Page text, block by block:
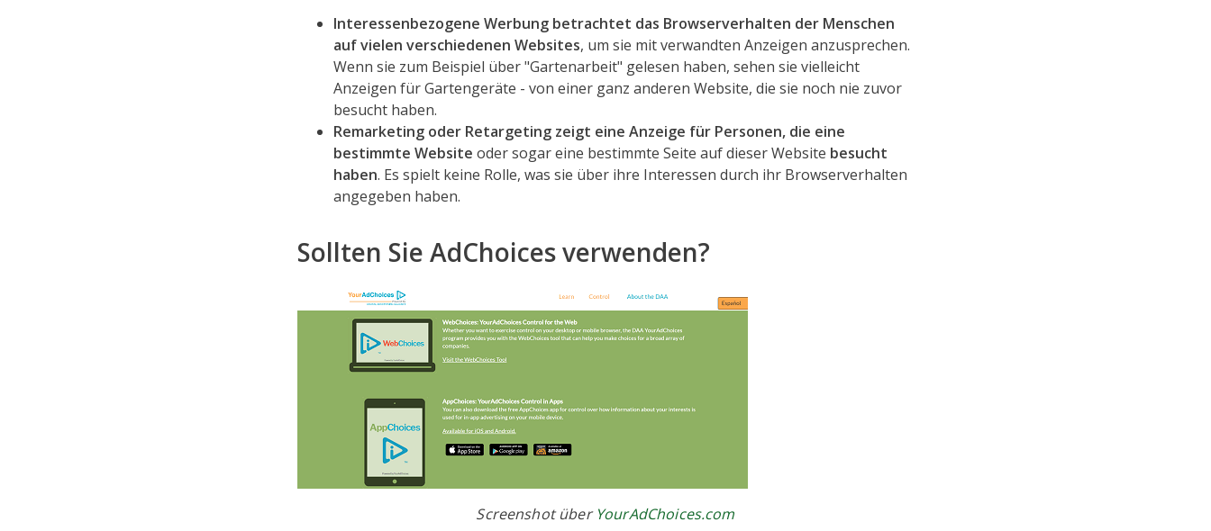
Interessenbezogene Werbung betrachtet das Browserverhalten der Menschen
auf vielen verschiedenen Websites, um sie mit verwandten Anzeigen anzusprechen.
Wenn sie zum Beispiel über "Gartenarbeit" gelesen haben, sehen sie vielleicht
Anzeigen für Gartengeräte - von einer ganz anderen Website, die sie noch nie zuvor
besucht haben.
Remarketing oder Retargeting zeigt eine Anzeige für Personen, die eine
bestimmte Website oder sogar eine bestimmte Seite auf dieser Website besucht
haben. Es spielt keine Rolle, was sie über ihre Interessen durch ihr Browserverhalten
angegeben haben.
Sollten Sie AdChoices verwenden?
Screenshot über YourAdChoices.com